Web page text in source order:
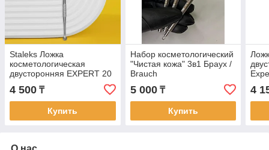
Staleks Ложка
косметологическая
двусторонняя EXPERT 20
4 500 ₸
Купить
Набор косметологический
"Чистая кожа" 3в1 Браух /
Brauch
5 000₸
Купить
4